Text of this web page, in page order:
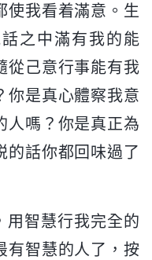
使我看着滿意。生
之中滿有我的能
從己意行事能有我
你是真心體察我意
人嗎？你是真正為
的話你都回味過了
用智慧行我完全的
有智慧的人了，按